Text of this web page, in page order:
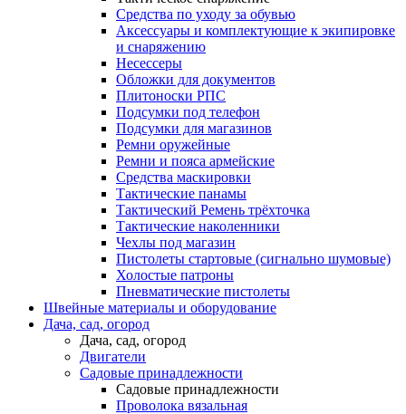
Средства по уходу за обувью
Аксессуары и комплектующие к экипировке
и снаряжению
Несессеры
Обложки для документов
Плитоноски РПС
Подсумки под телефон
Подсумки для магазинов
Ремни оружейные
Ремни и пояса армейские
Средства маскировки
Тактические панамы
Тактический Ремень трёхточка
Тактические наколенники
Чехлы под магазин
Пистолеты стартовые (сигнально шумовые)
Холостые патроны
Пневматические пистолеты
Швейные материалы и оборудование
Дача, сад, огород
Дача, сад, огород
Двигатели
Садовые принадлежности
Садовые принадлежности
Проволока вязальная